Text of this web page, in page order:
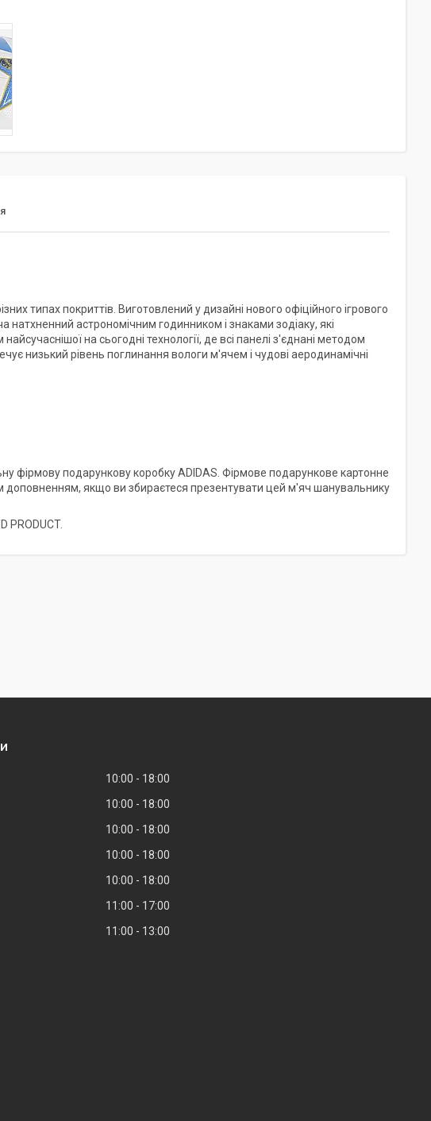
типах покриттів. Виготовлений у дизайні нового офіційного ігрового
астрономічним годинником і знаками зодіаку, які
на сьогодні технології, де всі панелі з'єднані методом
низький рівень поглинання вологи м'ячем і чудові аеродинамічні
фірмову подарункову коробку ADIDAS. Фірмове подарункове картонне
доповненням, якщо ви збираєтеся презентувати цей м'яч шанувальнику
PRODUCT.
10:00
18:00
10:00
18:00
10:00
18:00
10:00
18:00
10:00
18:00
11:00
17:00
11:00 13:00